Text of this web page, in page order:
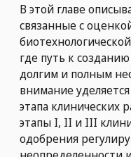
В этой главе
связанные с
где путь к
долгим и полным
внимание
этапа клинических
этапы I, II и III
одобрения